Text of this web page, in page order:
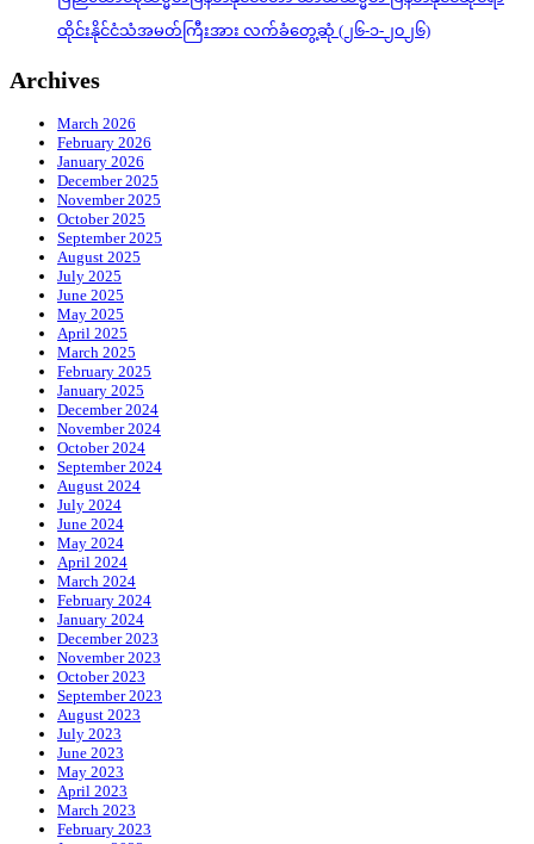
ထိုင်းနိုင်ငံသံအမတ်ကြီးအား လက်ခံတွေ့ဆုံ (၂၆-၁-၂၀၂၆)
Archives
March 2026
February 2026
January 2026
December 2025
November 2025
October 2025
September 2025
August 2025
July 2025
June 2025
May 2025
April 2025
March 2025
February 2025
January 2025
December 2024
November 2024
October 2024
September 2024
August 2024
July 2024
June 2024
May 2024
April 2024
March 2024
February 2024
January 2024
December 2023
November 2023
October 2023
September 2023
August 2023
July 2023
June 2023
May 2023
April 2023
March 2023
February 2023